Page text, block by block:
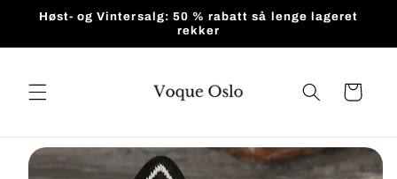
Høst- og Vintersalg: 50 % rabatt så lenge lageret
rekker
Handlekurv
til